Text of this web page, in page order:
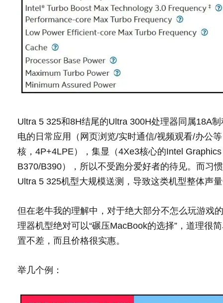
Ultra 5 325和8H结尾的Ultra 300H处理器同属18A
电的日常应用（网页浏览/实时通信/视频观看/办公
核，4P+4LPE），集显（4Xe3核心的Intel
B370/B390），所以不受跑分爱好者的待见。而习
Ultra 5 325机型大规模送测，导致这类机型整体声
但在老牛我的理解中，对于绝大部分不怎么玩游戏
理器机型绝对可以“碾压MacBook的选择”，道理很
置不差，而且价格很实惠。
举几个例：